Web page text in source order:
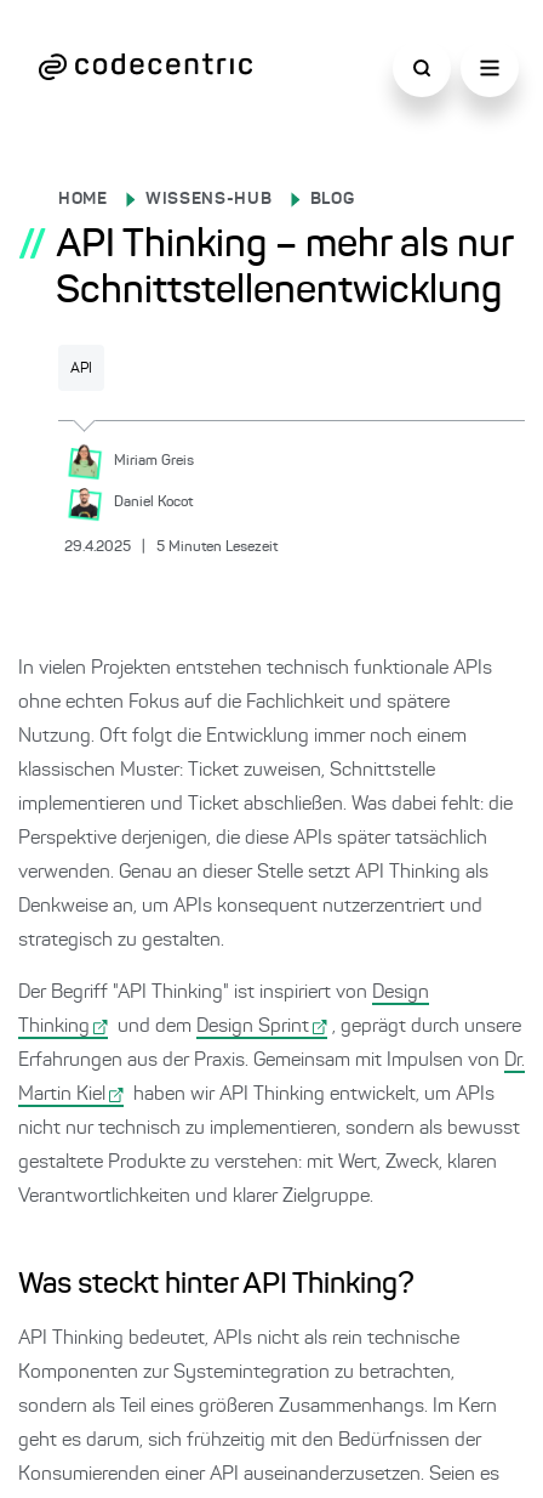
HOME WISSENS-HUB BLOG
// API Thinking – mehr als nur
Schnittstellenentwicklung
API
Miriam Greis
Daniel Kocot
29.4.2025 5 Minuten Lesezeit
In vielen Projekten entstehen technisch funktionale APIs
ohne echten Fokus auf die Fachlichkeit und spätere
Nutzung. Oft folgt die Entwicklung immer noch einem
klassischen Muster: Ticket zuweisen, Schnittstelle
implementieren und Ticket abschließen. Was dabei fehlt: die
Perspektive derjenigen, die diese APIs später tatsächlich
verwenden. Genau an dieser Stelle setzt API Thinking als
Denkweise an, um APIs konsequent nutzerzentriert und
strategisch zu gestalten.
Der Begriff "API Thinking" ist inspiriert von Design
Thinking
und dem Design Sprint
, geprägt durch unsere
Erfahrungen aus der Praxis. Gemeinsam mit Impulsen von Dr.
Martin Kiel
haben wir API Thinking entwickelt, um APIs
nicht nur technisch zu implementieren, sondern als bewusst
gestaltete Produkte zu verstehen: mit Wert, Zweck, klaren
Verantwortlichkeiten und klarer Zielgruppe.
Was steckt hinter API Thinking?
API Thinking bedeutet, APIs nicht als rein technische
Komponenten zur Systemintegration zu betrachten,
sondern als Teil eines größeren Zusammenhangs. Im Kern
geht es darum, sich frühzeitig mit den Bedürfnissen der
Konsumierenden einer API auseinanderzusetzen. Seien es